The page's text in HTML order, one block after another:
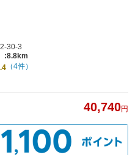
30-3
:8.8km
（4件）
40,740円